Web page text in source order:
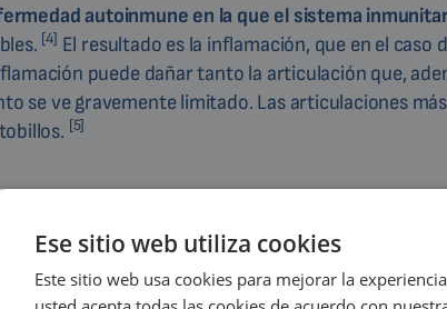
autoinmune en la que el sistema
[4] El resultado es la inflamación, que en el
puede dañar tanto la articulación que,
se ve gravemente limitado. Las articulaciones
[5]
inflamación autoinmune,
Ese sitio web utiliza cookies
Este sitio web usa cookies para mejorar la